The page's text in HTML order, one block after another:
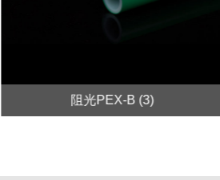
阻光PEX-B (3)